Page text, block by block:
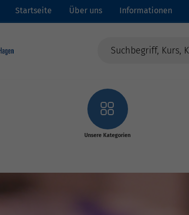
Startseite Über uns Informationen
Unsere Kategorien